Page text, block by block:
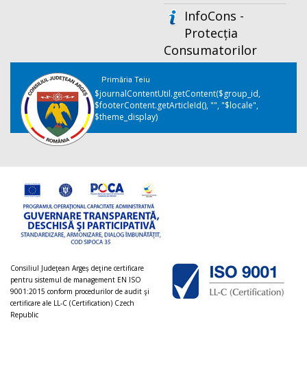
InfoCons -
Protecția
Consumatorilor
Primăria Teiu
$journalContentUtil.getContent($group_id,
$footerContent.getArticleId(), "", "$locale",
$theme_display)
Consiliul Judeţean Argeș deţine certificare
pentru sistemul de management EN ISO
9001:2015 conform procedurilor de audit şi
certificare ale LL-C (Certification) Czech
Republic